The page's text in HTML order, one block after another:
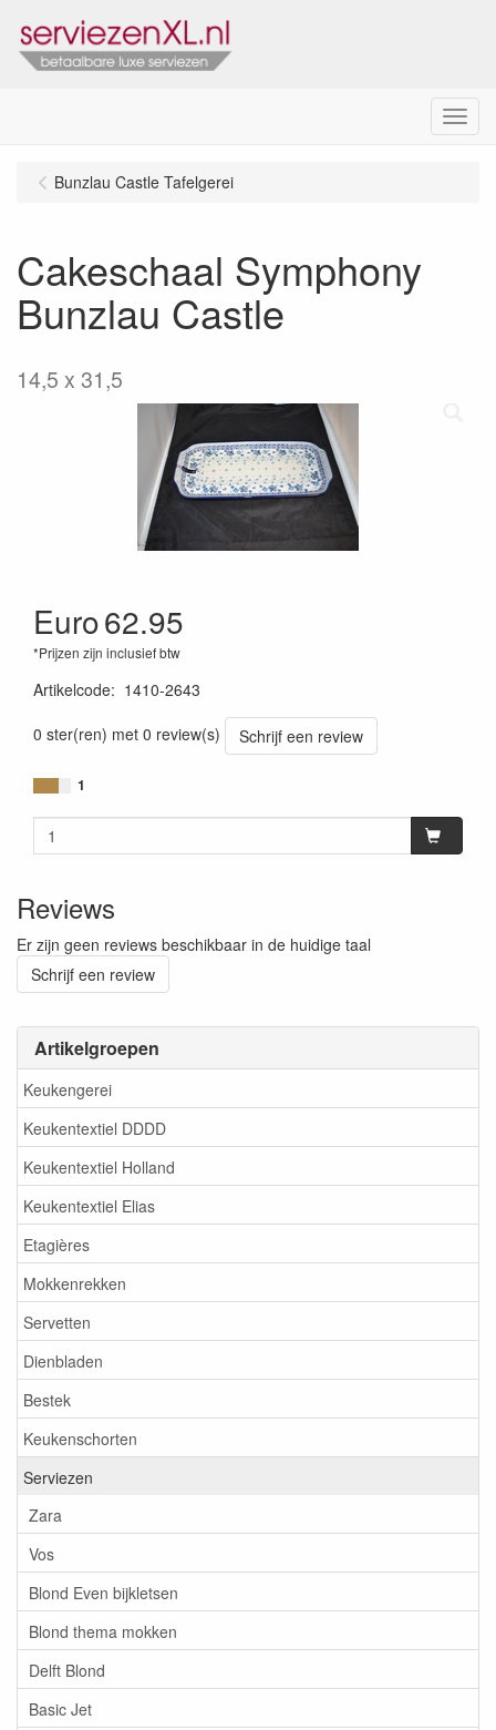
Menu
Artikelgroepen
Keukengerei
Keukentextiel DDDD
Keukentextiel Holland
Keukentextiel Elias
Etagières
Mokkenrekken
Servetten
Dienbladen
Bestek
Keukenschorten
Serviezen
Zara
Vos
Blond Even bijkletsen
Blond thema mokken
Delft Blond
Basic Jet
Bunzlau Castle Tafelgerei
Cakeschaal Symphony
Bunzlau Castle
14,5 x 31,5
Euro62.95
*Prijzen zijn inclusief btw
Artikelcode: 1410-2643
0 ster(ren) met 0 review(s)
Schrijf een review
1
Reviews
Er zijn geen reviews beschikbaar in de huidige taal
Schrijf een review